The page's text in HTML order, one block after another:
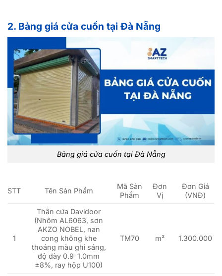
2. Bảng giá cửa cuốn tại Đà Nẵng
Bảng giá cửa cuốn tại Đà Nẵng
STT Tên Sản Phẩm
Mã Sản
Phẩm
Đơn
Vị
Đơn Giá
(VNĐ)
1
Thân cửa Davidoor
(Nhôm AL6063, sơn
AKZO NOBEL, nan
cong không khe
thoáng màu ghi sáng,
độ dày 0.9-1.0mm
±8%, ray hộp U100)
TM70 m² 1.300.000